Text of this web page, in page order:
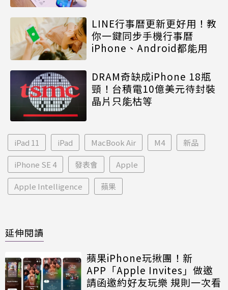
LINE行事曆更新更好用！教
你一鍵同步手機行事曆
iPhone、Android都能用
DRAM奇缺成iPhone 18瓶
頸！台積電10億美元待封裝
晶片只能枯等
iPad 11 iPad MacBook Air M4 新品
iPhone SE 4 發表會 Apple
Apple Intelligence 蘋果
延伸閱讀
蘋果iPhone玩揪團！新
APP「Apple Invites」做邀
請函邀約好友玩樂 規則一次看